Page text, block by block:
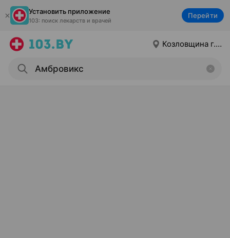
Установить приложение
103: поиск лекарств и врачей
Перейти
Козловщина г.п.